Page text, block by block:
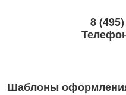
8
Шаблоны